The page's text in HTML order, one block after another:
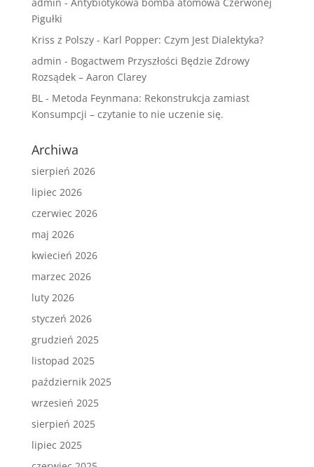
Pigułki
Kriss z Polszy- Karl Popper: Czym Jest Dialektyka?
admin - Bogactwem Przyszłości Będzie Zdrowy
Rozsądek – Aaron Clarey
BL- Metoda Feynmana: Rekonstrukcja zamiast
Konsumpcji – czytanie to nie uczenie się.
Archiwa
sierpień 2026
lipiec 2026
czerwiec 2026
maj 2026
kwiecień 2026
marzec 2026
luty 2026
styczeń 2026
grudzień 2025
listopad 2025
październik 2025
wrzesień 2025
sierpień 2025
lipiec 2025